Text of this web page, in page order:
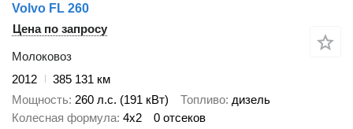
Volvo FL 260
Цена по запросу
Молоковоз
2012
385 131 км
Мощность 260 л.с. (191 кВт) Топливо дизель
Колесная формула 4x2 0 отсеков